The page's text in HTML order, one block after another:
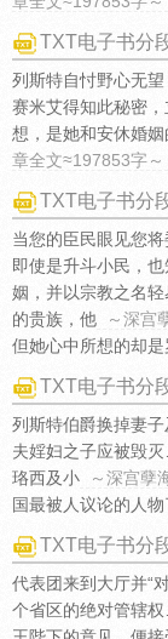
TXT电子书分
列斯特自忖野心无望
赛米艾得知此秘密
想，是她和安休婚
章全文≈197853字～
TXT电子书分
当您的臣民眼见您
即使是升斗小民，
姻，并以宗教之名
的贵族，他
～深宫
但她心中所想的却是
TXT电子书分
列斯特伯爵换掉妻
夫婬妇之子应被毁
珞西及小
～深宫孽
国最被人议论的人物
TXT电子书分
代表团来到大厅并“
个省区的绝对管辖